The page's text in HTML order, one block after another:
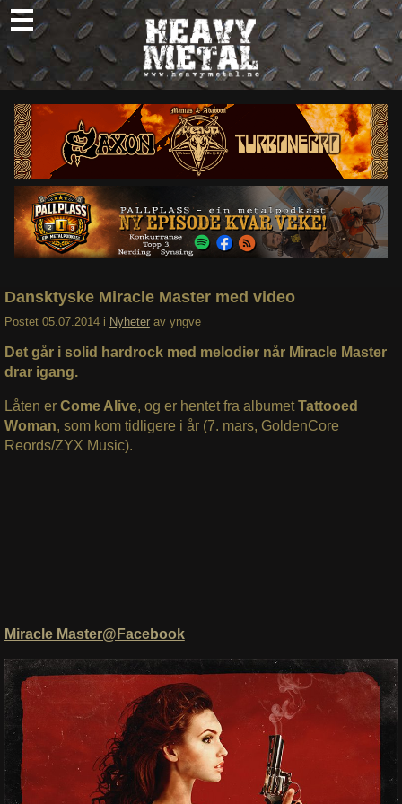
Skip
to
content
Nyheter
Omtaler
Intervjuer
Om oss
Abonner
Søk
Dansktyske Miracle Master med video
Postet 05.07.2014 i Nyheter av yngve
Det går i solid hardrock med melodier når Miracle Master
drar igang.
Låten er Come Alive, og er hentet fra albumetTattooed
Woman, som kom tidligere i år (7. mars, GoldenCore
Reords/ZYX Music).
Miracle Master@Facebook